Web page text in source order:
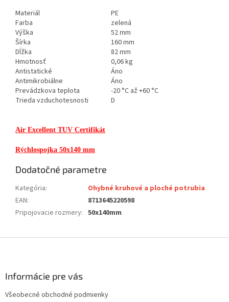
Materiál
PE
Farba
zelená
Výška
52 mm
Šírka
160 mm
Dĺžka
82 mm
Hmotnosť
0,06 kg
Antistatické
Áno
Antimikrobiálne
Áno
Prevádzkova teplota
-20 °C až +60 °C
Trieda vzduchotesnosti
D
Air Excellent TUV Certifikát
Rýchlospojka 50x140 mm
Dodatočné parametre
Kategória:
Ohybné kruhové a ploché potrubia
EAN:
8713645220598
Pripojovacie rozmery: 50x140mm
Informácie pre vás
Všeobecné obchodné podmienky